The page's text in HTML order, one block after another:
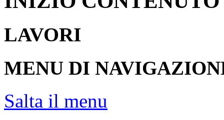
LAVORI
MENU DI
Salta il menu